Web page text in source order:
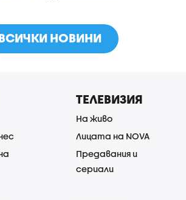
НОВИНИ
ТЕЛЕВИЗИЯ
На живо
Лицата на NOVA
Предавания и
сериали